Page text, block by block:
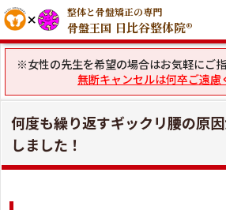
整体と骨盤矯正の専門
骨盤王国 日比谷整体院®
※女性の先生を希望の場合はお気軽にご
無断キャンセルは何卒ご遠慮
何度も繰り返すギックリ腰の原
しました！